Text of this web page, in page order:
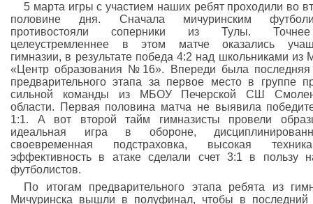
5 марта игры с участием наших ребят проходили во
половине дня. Сначала мичуринским
противостояли соперники из Тулы.
целеустремленнее в этом матче оказались
гимназии, в результате победа 4:2 над школьниками из
«Центр образования №16». Впереди была последняя
предварительного этапа за первое место в группе
сильной команды из МБОУ Печерской СШ
области. Первая половина матча не выявила
1:1. А вот второй тайм гимназисты провели
идеальная игра в обороне,
своевременная подстраховка, высокая
эффективность в атаке сделали счет 3:1 в пользу
футболистов.
По итогам предварительного этапа ребята из
Мичуринска вышли в полуфинал, чтобы в последний